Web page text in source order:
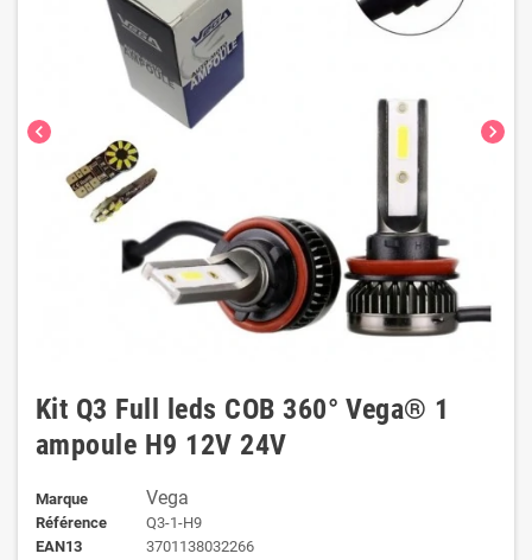
chevron_left chevron_right
Kit Q3 Full leds COB 360° Vega® 1
ampoule H9 12V 24V
Marque Vega
Référence
Q3-1-H9
EAN13
3701138032266